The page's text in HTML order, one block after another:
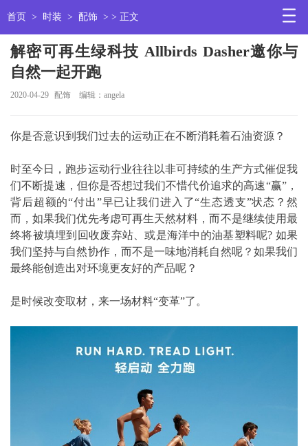
首页 > 时装 > 配饰 > > 正文
解密可再生绿科技 Allbirds Dasher邀你与
自然一起开跑
2020-04-29 配饰 编辑：angela
你是否意识到我们过去的运动正在不断消耗着石油资源？
时至今日，跑步运动行业往往以非可持续的生产方式催促我
们不断提速，但你是否想过我们不惜代价追求的高速“赢”，
背后超额的“付出”早已让我们进入了“生态透支”状态？然
而，如果我们优先考虑可再生天然材料，而不是继续使用最
终将被填埋到回收废弃站、或是海洋中的油基塑料呢? 如果
我们坚持与自然协作，而不是一味地消耗自然呢？如果我们
最终能创造出对环境更友好的产品呢？
是时候改变取材，来一场材料“变革”了。